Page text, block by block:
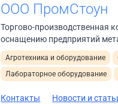
ООО ПромСтоун
Торгово-производственная
оснащению предприятий
Агротехника и оборудование
Лабораторное оборудование
Контакты Новости и